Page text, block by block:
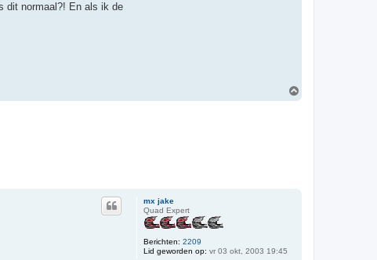
dit normaal?! En als ik de
mx jake
Quad Expert
Berichten: 2209
Lid geworden op: vr 03 okt, 2003 19:45